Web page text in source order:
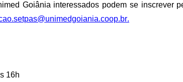
Goiânia interessados podem se inscrever
.
16h